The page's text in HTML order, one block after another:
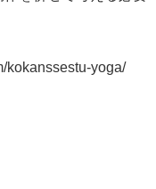
kokanssestu-yoga/